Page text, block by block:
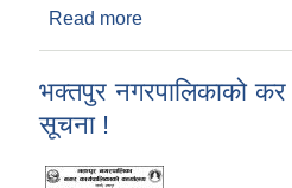
Read more
भक्तपुर नगरपालिकाको कर
सूचना !